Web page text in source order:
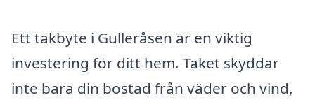
Ett takbyte i Gulleråsen är en viktig
investering för ditt hem. Taket skyddar
inte bara din bostad från väder och vind,